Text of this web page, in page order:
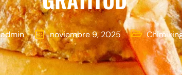
admin noviembre 9, 2025